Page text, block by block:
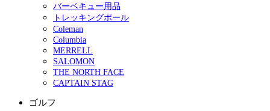
バーベキュー用品
トレッキングポール
Coleman
Columbia
MERRELL
SALOMON
THE NORTH FACE
CAPTAIN STAG
ゴルフ